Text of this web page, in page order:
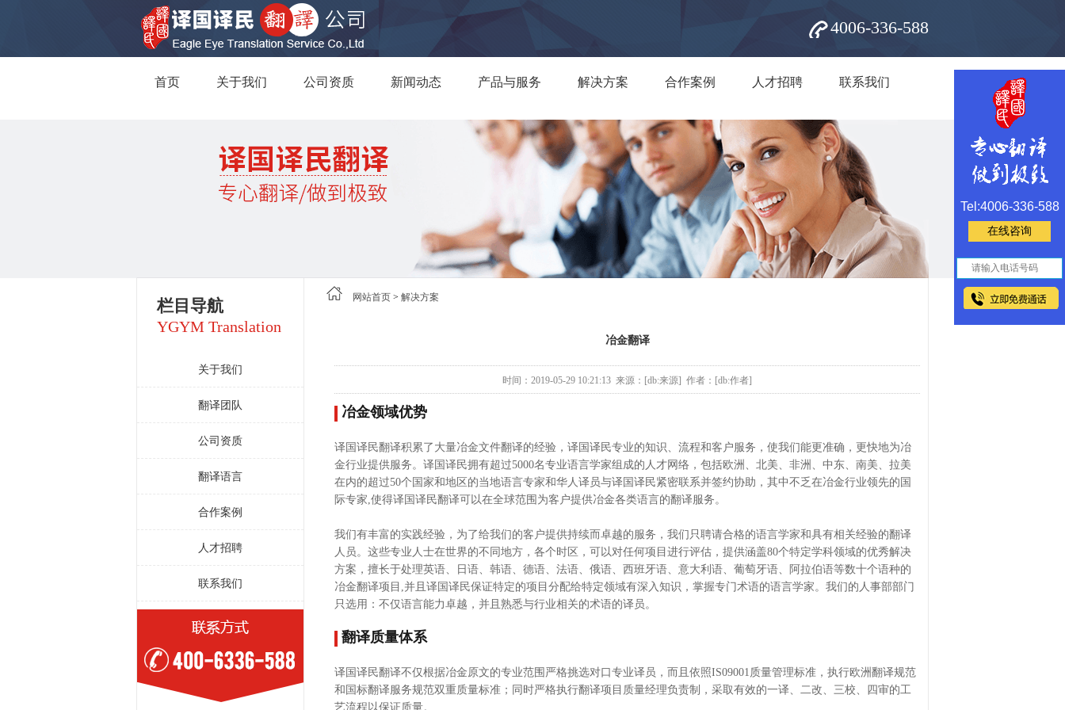
4006-336-588
首页 关于我们 公司资质 新闻动态 产品与服务 解决方案 合作案例 人才招聘 联系我们
栏目导航
YGYM Translation
关于我们
翻译团队
公司资质
翻译语言
合作案例
人才招聘
联系我们
网站首页 > 解决方案
冶金翻译
时间：2019-05-29 10:21:13 来源：[db:来源] 作者：[db:作者]
冶金领域优势
译国译民翻译积累了大量冶金文件翻译的经验，译国译民专业的知识、流程和客户服务，使我们能更准确，更快地为冶
金行业提供服务。译国译民拥有超过5000名专业语言学家组成的人才网络，包括欧洲、北美、非洲、中东、南美、拉美
在内的超过50个国家和地区的当地语言专家和华人译员与译国译民紧密联系并签约协助，其中不乏在冶金行业领先的国
际专家,使得译国译民翻译可以在全球范围为客户提供冶金各类语言的翻译服务。
我们有丰富的实践经验，为了给我们的客户提供持续而卓越的服务，我们只聘请合格的语言学家和具有相关经验的翻译
人员。这些专业人士在世界的不同地方，各个时区，可以对任何项目进行评估，提供涵盖80个特定学科领域的优秀解决
方案，擅长于处理英语、日语、韩语、德语、法语、俄语、西班牙语、意大利语、葡萄牙语、阿拉伯语等数十个语种的
冶金翻译项目,并且译国译民保证特定的项目分配给特定领域有深入知识，掌握专门术语的语言学家。我们的人事部部门
只选用：不仅语言能力卓越，并且熟悉与行业相关的术语的译员。
翻译质量体系
译国译民翻译不仅根据冶金原文的专业范围严格挑选对口专业译员，而且依照IS09001质量管理标准，执行欧洲翻译规范
和国标翻译服务规范双重质量标准；同时严格执行翻译项目质量经理负责制，采取有效的一译、二改、三校、四审的工
艺流程以保证质量。
Tel:4006-336-588
在线咨询